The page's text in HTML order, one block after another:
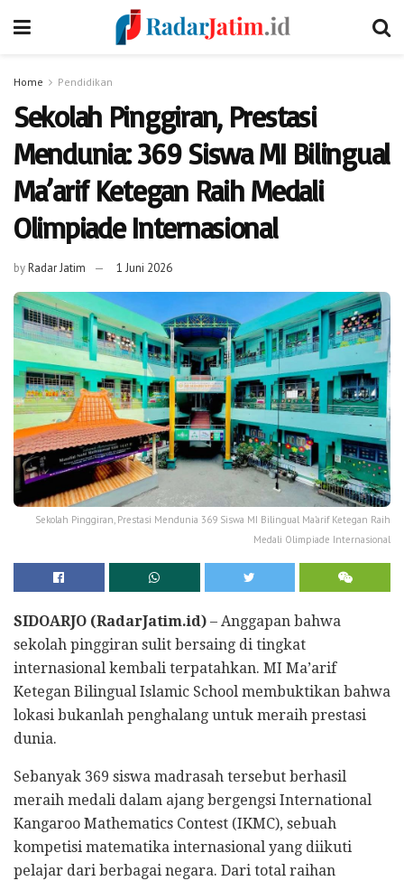
Home Pendidikan
Sekolah Pinggiran, Prestasi
Mendunia: 369 Siswa MI Bilingual
Ma’arif Ketegan Raih Medali
Olimpiade Internasional
byRadar Jatim 1 Juni 2026
Sekolah Pinggiran, Prestasi Mendunia 369 Siswa MI Bilingual Ma’arif Ketegan Raih
Medali Olimpiade Internasional
SIDOARJO (RadarJatim.id) – Anggapan bahwa
sekolah pinggiran sulit bersaing di tingkat
internasional kembali terpatahkan. MI Ma’arif
Ketegan Bilingual Islamic School membuktikan bahwa
lokasi bukanlah penghalang untuk meraih prestasi
dunia.
Sebanyak 369 siswa madrasah tersebut berhasil
meraih medali dalam ajang bergengsi International
Kangaroo Mathematics Contest (IKMC), sebuah
kompetisi matematika internasional yang diikuti
pelajar dari berbagai negara. Dari total raihan